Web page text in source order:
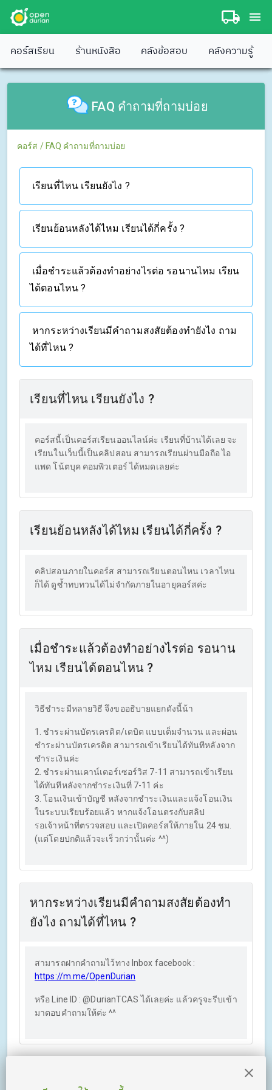
คอร์สเรียน ร้านหนังสือ คลังข้อสอบ คลังความรู้
FAQ คำถามที่ถามบ่อย
คอร์ส / FAQ คำถามที่ถามบ่อย
เรียนที่ไหน เรียนยังไง ?
เรียนย้อนหลังได้ไหม เรียนได้กี่ครั้ง ?
เมื่อชำระแล้วต้องทำอย่างไรต่อ รอนานไหม เรียน
ได้ตอนไหน ?
หากระหว่างเรียนมีคำถามสงสัยต้องทำยังไง ถาม
ได้ที่ไหน ?
เรียนที่ไหน เรียนยังไง ?
คอร์สนี้เป็นคอร์สเรียนออนไลน์ค่ะ เรียนที่บ้านได้เลย จะ
เรียนในเว็บนี้เป็นคลิปสอน สามารถเรียนผ่านมือถือ ไอ
แพด โน้ตบุค คอมพิวเตอร์ ได้หมดเลยค่ะ
เรียนย้อนหลังได้ไหม เรียนได้กี่ครั้ง ?
คลิปสอนภายในคอร์ส สามารถเรียนตอนไหน เวลาไหน
ก็ได้ ดูซ้ำทบทวนได้ไม่จำกัดภายในอายุคอร์สค่ะ
เมื่อชำระแล้วต้องทำอย่างไรต่อ รอนาน
ไหม เรียนได้ตอนไหน ?
วิธีชำระมีหลายวิธี จึงขออธิบายแยกดังนี้น้า
1. ชำระผ่านบัตรเครดิต/เดบิต แบบเต็มจำนวน และผ่อน
ชำระผ่านบัตรเครดิต สามารถเข้าเรียนได้ทันทีหลังจาก
ชำระเงินค่ะ
2. ชำระผ่านเคาน์เตอร์เซอร์วิส 7-11 สามารถเข้าเรียน
ได้ทันทีหลังจากชำระเงินที่ 7-11 ค่ะ
3. โอนเงินเข้าบัญชี หลังจากชำระเงินและแจ้งโอนเงิน
ในระบบเรียบร้อยแล้ว หากแจ้งโอนตรงกับสลิป
รอเจ้าหน้าที่ตรวจสอบ และเปิดคอร์สให้ภายใน 24 ชม.
(แต่โดยปกติแล้วจะเร็วกว่านั้นค่ะ ^^)
หากระหว่างเรียนมีคำถามสงสัยต้องทำ
ยังไง ถามได้ที่ไหน ?
สามารถฝากคำถามไว้ทาง Inbox facebook :
https://m.me/OpenDurian
หรือ Line ID : @DurianTCAS ได้เลยค่ะ แล้วครูจะรีบเข้า
มาตอบคำถามให้ค่ะ ^^